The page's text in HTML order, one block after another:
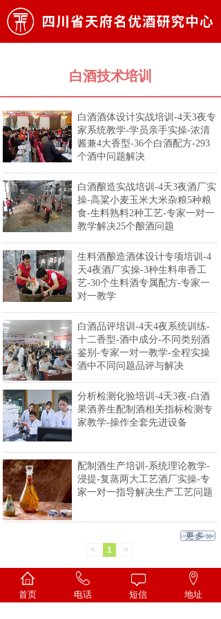
白酒技术培训
白酒酒体设计实战培训-4天3夜专
家系统教学-学员亲手实操-浓清
酱兼4大香型-36个白酒配方-293
个酒中问题解决
白酒酿造实战培训-4天3夜酒厂实
操-高粱小麦玉米大米杂粮5种粮
食-生料熟料2种工艺-专家一对一
教学解决25个酿酒问题
生料酒酿造酒体设计专项培训-4
天4夜酒厂实操-3种生料串香工
艺-30个生料酒专属配方-专家一
对一教学
白酒品评培训-4天4夜系统训练-
十二香型-酒中成分-不同类别酒
鉴别-专家一对一教学-全程实操
酒中不同问题品评与解决
分析检测化验培训-4天3夜-白酒
果酒养生配制酒相关指标检测专
家教学-操作全套先进设备
配制酒生产培训-系统理论教学-
浸提-复蒸两大工艺酒厂实操-专
家一对一指导解决生产工艺问题
< 1 >
首页 电话 短信 地址